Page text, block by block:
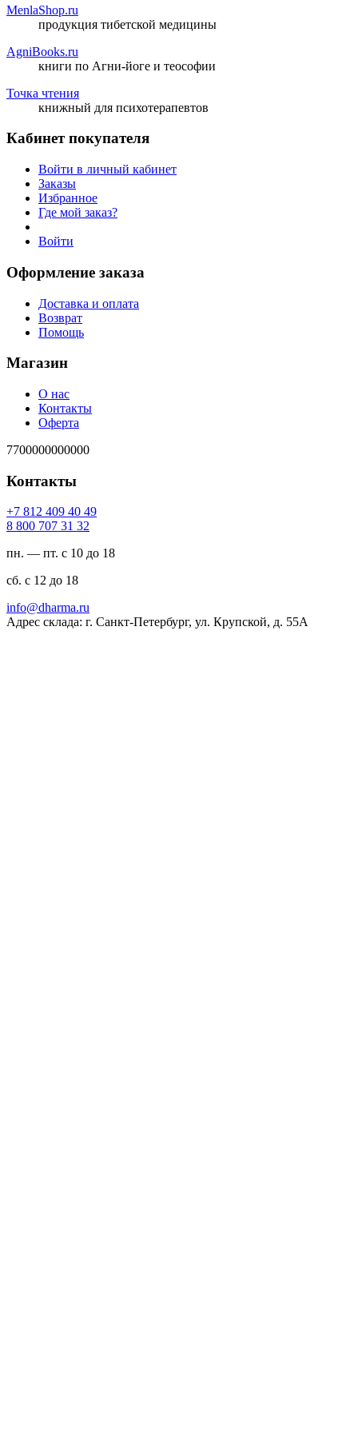
MenlaShop.ru
продукция тибетской медицины
AgniBooks.ru
книги по Агни-йоге и теософии
Точка чтения
книжный для психотерапевтов
Кабинет покупателя
Войти в личный кабинет
Заказы
Избранное
Где мой заказ?
Войти
Оформление заказа
Доставка и оплата
Возврат
Помощь
Магазин
О нас
Контакты
Оферта
7700000000000
Контакты
94 04 904 218 7+
23 13 707 008 8
пн. — пт. с 10 до 18
сб. с 12 до 18
ur.amrahd@ofni
Адрес склада: г. Санкт-Петербург, ул. Крупской, д. 55А